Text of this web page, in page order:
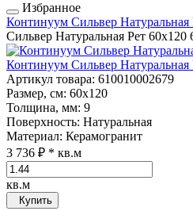
Избранное
Континуум Сильвер Натуральная
Сильвер Натуральная Рет 60x120
Континуум Сильвер Натуральная
Артикул товара: 610010002679
Размер, см: 60x120
Толщина, мм: 9
Поверхность: Натуральная
Материал: Керамогранит
3 736 ₽ * кв.м
кв.м
Купить